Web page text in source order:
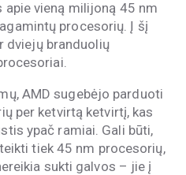
vieną milijoną 45 nm
procesorių. Į šį
dviejų branduolių
AMD sugebėjo parduoti
per ketvirtą ketvirtį, kas
ypač ramiai. Gali būti,
tiek 45 nm procesorių,
sukti galvos – jie į